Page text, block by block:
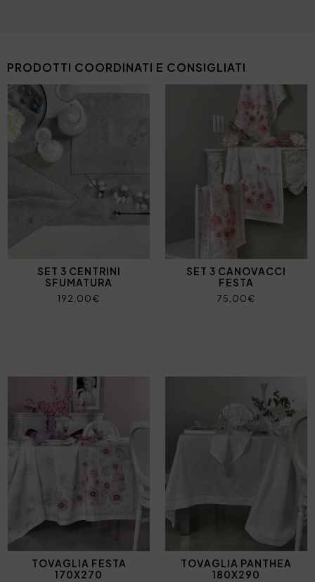
PRODOTTI COORDINATI E CONSIGLIATI
SET 3 CENTRINI
SFUMATURA
192,00€
SET 3 CANOVACCI
FESTA
75,00€
TOVAGLIA FESTA
170X270
TOVAGLIA PANTHEA
180X290